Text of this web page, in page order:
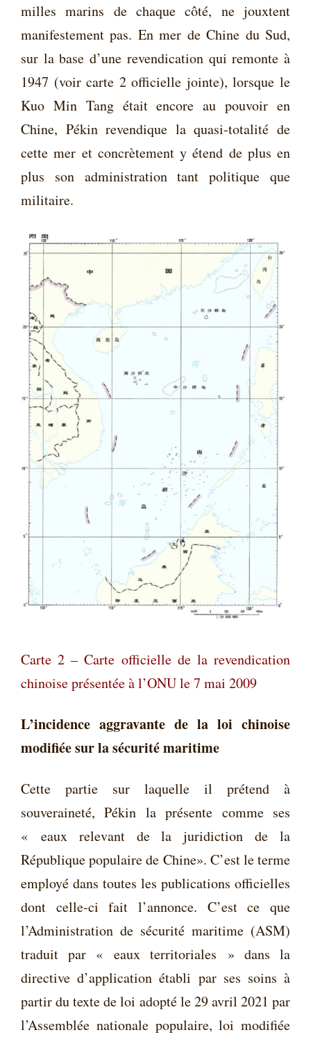
milles marins de chaque côté, ne jouxtent
manifestement pas. En mer de Chine du Sud,
sur la base d’une revendication qui remonte à
1947 (voir carte 2 officielle jointe), lorsque le
Kuo Min Tang était encore au pouvoir en
Chine, Pékin revendique la quasi-totalité de
cette mer et concrètement y étend de plus en
plus son administration tant politique que
militaire.
Carte 2 – Carte officielle de la revendication
chinoise présentée à l’ONU le 7 mai 2009
L’incidence aggravante de la loi chinoise
modifiée sur la sécurité maritime
Cette partie sur laquelle il prétend à
souveraineté, Pékin la présente comme ses
« eaux relevant de la juridiction de la
République populaire de Chine». C’est le terme
employé dans toutes les publications officielles
dont celle-ci fait l’annonce. C’est ce que
l’Administration de sécurité maritime (ASM)
traduit par « eaux territoriales » dans la
directive d’application établi par ses soins à
partir du texte de loi adopté le 29 avril 2021 par
l’Assemblée nationale populaire, loi modifiée